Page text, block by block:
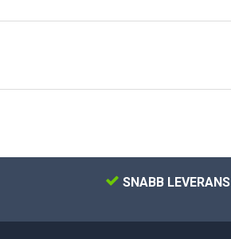
SNABB LEVERANS